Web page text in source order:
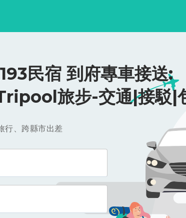
民宿 到府專車接送:
旅步-交通|接駁|
行、跨縣市出差